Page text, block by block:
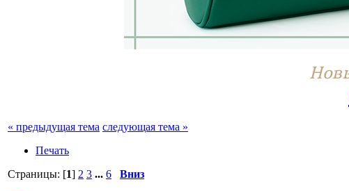
« предыдущая тема следующая тема »
Печать
Страницы: [1] 2 3 ... 6 Вниз